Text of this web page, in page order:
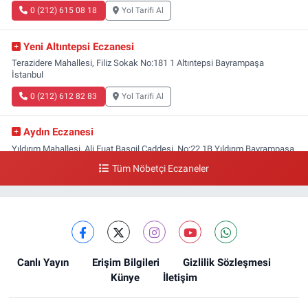
0 (212) 615 08 18 Yol Tarifi Al
Yeni Altıntepsi Eczanesi
Terazidere Mahallesi, Filiz Sokak No:181 1 Altıntepsi Bayrampaşa
İstanbul
0 (212) 612 82 83 Yol Tarifi Al
Aydın Eczanesi
Yıldırım Mahallesi, Ali Fuat Başgil Caddesi, No:22 1B Yıldırım Bayrampaşa
Tüm Nöbetçi Eczaneler
Canlı Yayın Erişim Bilgileri
Gizlilik Sözleşmesi
Künye
İletişim